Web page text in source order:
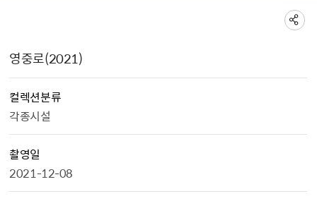
영중로(2021)
컬렉션분류
각종시설
촬영일
2021-12-08